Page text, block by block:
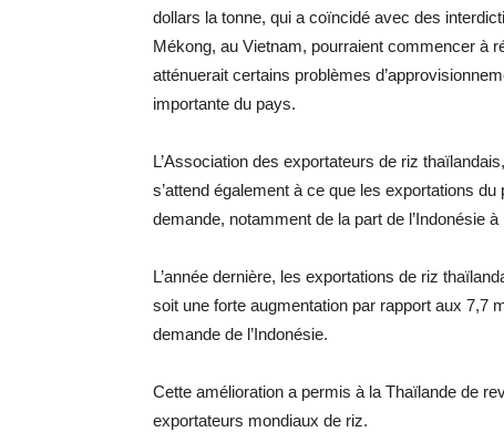
dollars la tonne, qui a coïncidé avec des
Mékong, au Vietnam, pourraient commencer à
atténuerait certains problèmes
importante du pays.
L’Association des exportateurs de riz
s’attend également à ce que les exportations
demande, notamment de la part de l’Indonésie à
L’année dernière, les exportations de riz
soit une forte augmentation par rapport aux 7,7
demande de l’Indonésie.
Cette amélioration a permis à la Thaïlande de
exportateurs mondiaux de riz.